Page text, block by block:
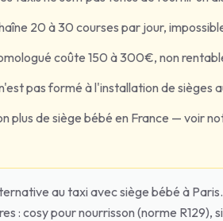
20 à 30 courses par jour,
coûte 150 à 300€, non
pas formé à l'installation de sièges
plus de siège bébé en France — voir
au taxi avec siège bébé à
: cosy pour nourrisson (norme R129),